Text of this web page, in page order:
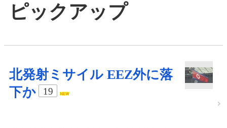
ピックアップ
北発射ミサイル EEZ外に落
下か
19